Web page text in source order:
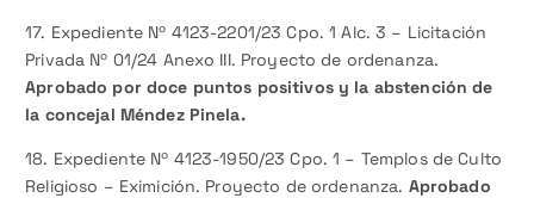
17. Expediente Nº 4123-2201/23 Cpo. 1 Alc. 3 – Licitación
Privada Nº 01/24 Anexo III. Proyecto de ordenanza.
Aprobado por doce puntos positivos y la abstención de
la concejal Méndez Pinela.
18. Expediente Nº 4123-1950/23 Cpo. 1 – Templos de Culto
Religioso – Eximición. Proyecto de ordenanza. Aprobado